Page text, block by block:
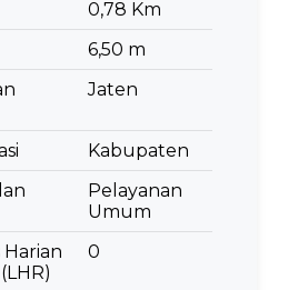
0,78 Km
6,50 m
Jaten
Kabupaten
Pelayanan
Umum
0